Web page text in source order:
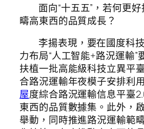
面向“十五五”，若何更
疇高東西的品質成長？
李揚表現，要在國度科
力布局“人工智能+路況運輸”
扶植一批高能級科技立異平
合路況運輸年夜模子安排利
屋度綜合路況運輸信息平臺
東西的品質數據集。此外，
舉動，同時推進路況運輸範